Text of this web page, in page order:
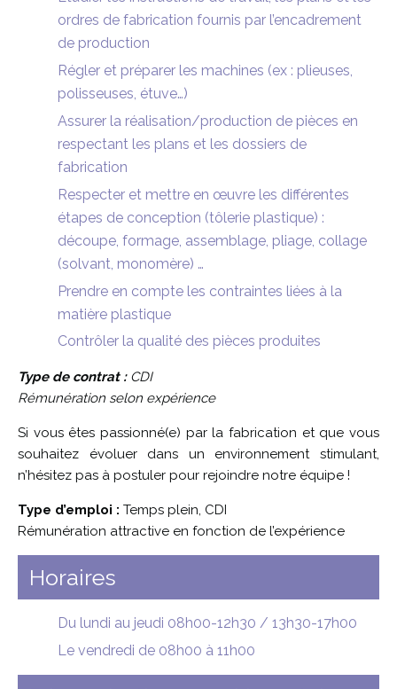
ordres de fabrication fournis par l’encadrement
de production
Régler et préparer les machines (ex : plieuses,
polisseuses, étuve…)
Assurer la réalisation/production de pièces en
respectant les plans et les dossiers de
fabrication
Respecter et mettre en œuvre les différentes
étapes de conception (tôlerie plastique) :
découpe, formage, assemblage, pliage, collage
(solvant, monomère) …
Prendre en compte les contraintes liées à la
matière plastique
Contrôler la qualité des pièces produites
Type de contrat :CDI
Rémunération selon expérience
Si vous êtes passionné(e) par la fabrication et que vous
souhaitez évoluer dans un environnement stimulant,
n’hésitez pas à postuler pour rejoindre notre équipe !
Type d’emploi : Temps plein, CDI
Rémunération attractive en fonction de l’expérience
Horaires
Du lundi au jeudi 08h00-12h30 / 13h30-17h00
Le vendredi de 08h00 à 11h00